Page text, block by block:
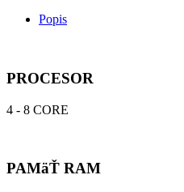
Popis
PROCESOR
4 - 8 CORE
PAMäŤ RAM